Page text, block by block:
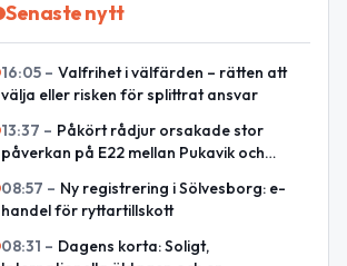
Senaste nytt
16:05 – Valfrihet i välfärden – rätten att
välja eller risken för splittrat ansvar
13:37 – Påkört rådjur orsakade stor
påverkan på E22 mellan Pukavik och
08:57 – Ny registrering i Sölvesborg: e-
handel för ryttartillskott
08:31 – Dagens korta: Soligt,